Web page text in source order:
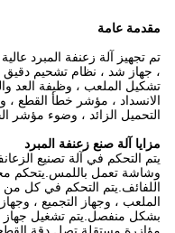
مقدمة عامة
تم تجهيز آلة زعنفة المبرد
، جهاز شد ، نظام تشحيم دقيق
تشكيل الملعب ، وظيفة العد
الانسداد ، مؤشر خطأ القطع ،
التحميل الزائد ، وضوء مؤشر
مزايا آلة صنع زعنفة المبرد
وشاشة تعمل باللمس.يتحكم
اللفائف.يتم التحكم في كل
الملعب ، وجهاز التجميع ،
بشكل منفصل.يتم تشغيل جهاز